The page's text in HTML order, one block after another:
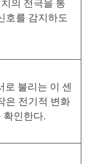
의 전극을 통
호를 감지하도
로 불리는 이 센
은 전기적 변화
확인한다.